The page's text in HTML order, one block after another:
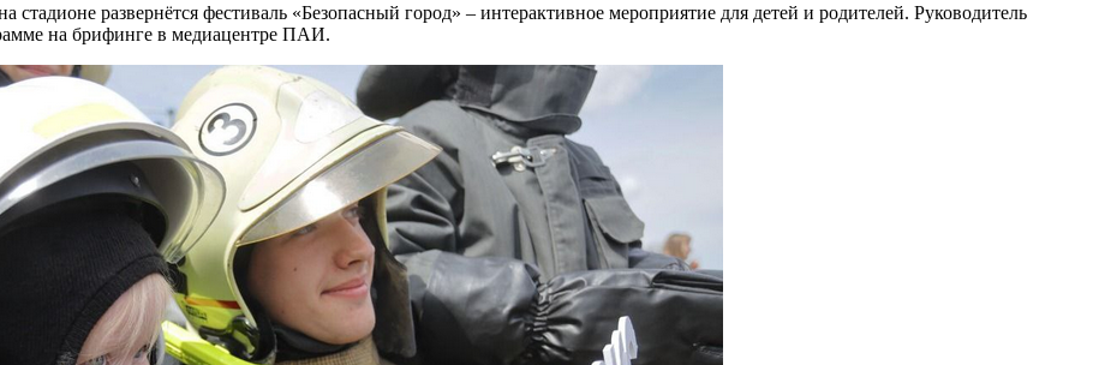
развернётся фестиваль «Безопасный город» – интерактивное мероприятие для детей и родителей. Руководитель
на брифинге в медиацентре ПАИ.